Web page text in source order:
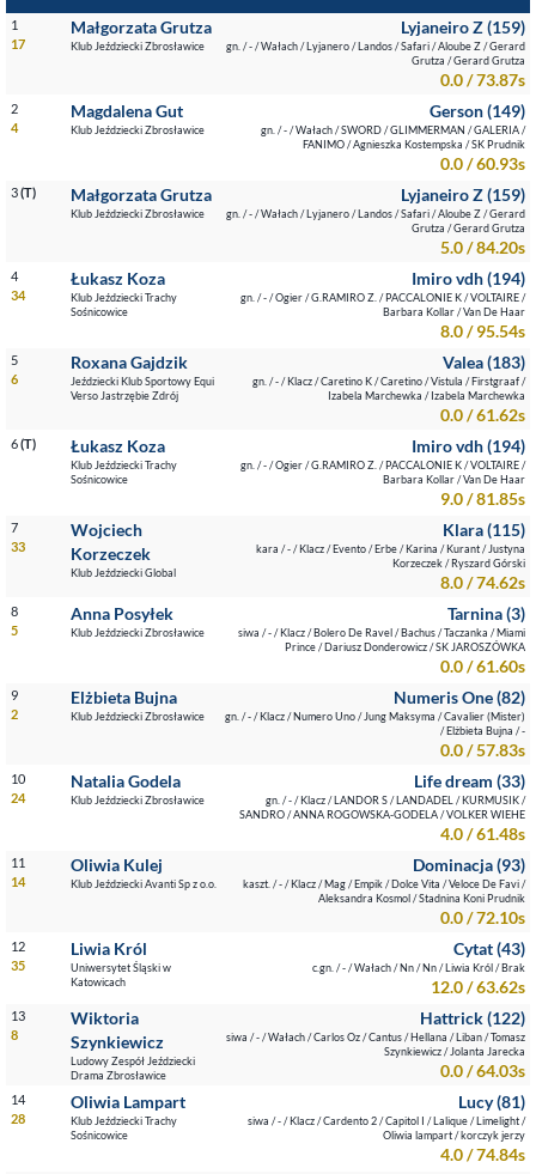
1
17
Małgorzata Grutza
Klub Jeździecki Zbrosławice
Lyjaneiro Z (159)
gn. / - / Wałach / Lyjanero / Landos / Safari / Aloube Z / Gerard
Grutza / Gerard Grutza
0.0 / 73.87s
2
4
Magdalena Gut
Klub Jeździecki Zbrosławice
Gerson (149)
gn. / - / Wałach / SWORD / GLIMMERMAN / GALERIA /
FANIMO / Agnieszka Kostempska / SK Prudnik
0.0 / 60.93s
3(T) Małgorzata Grutza
Klub Jeździecki Zbrosławice
Lyjaneiro Z (159)
gn. / - / Wałach / Lyjanero / Landos / Safari / Aloube Z / Gerard
Grutza / Gerard Grutza
5.0 / 84.20s
4
34
Łukasz Koza
Klub Jeździecki Trachy
Sośnicowice
Imiro vdh (194)
gn. / - / Ogier / G.RAMIRO Z. / PACCALONIE K / VOLTAIRE /
Barbara Kollar / Van De Haar
8.0 / 95.54s
5
6
Roxana Gajdzik
Jeździecki Klub Sportowy Equi
Verso Jastrzębie Zdrój
Valea (183)
gn. / - / Klacz / Caretino K / Caretino / Vistula / Firstgraaf /
Izabela Marchewka / Izabela Marchewka
0.0 / 61.62s
6(T) Łukasz Koza
Klub Jeździecki Trachy
Sośnicowice
Imiro vdh (194)
gn. / - / Ogier / G.RAMIRO Z. / PACCALONIE K / VOLTAIRE /
Barbara Kollar / Van De Haar
9.0 / 81.85s
7
33
Wojciech
Korzeczek
Klub Jeździecki Global
Klara (115)
kara / - / Klacz / Evento / Erbe / Karina / Kurant / Justyna
Korzeczek / Ryszard Górski
8.0 / 74.62s
8
5
Anna Posyłek
Klub Jeździecki Zbrosławice
Tarnina (3)
siwa / - / Klacz / Bolero De Ravel / Bachus / Taczanka / Miami
Prince / Dariusz Donderowicz / SK JAROSZÓWKA
0.0 / 61.60s
9
2
Elżbieta Bujna
Klub Jeździecki Zbrosławice
Numeris One (82)
gn. / - / Klacz / Numero Uno / Jung Maksyma / Cavalier (Mister)
/ Elżbieta Bujna / -
0.0 / 57.83s
10
24
Natalia Godela
Klub Jeździecki Zbrosławice
Life dream (33)
gn. / - / Klacz / LANDOR S / LANDADEL / KURMUSIK /
SANDRO / ANNA ROGOWSKA-GODELA / VOLKER WIEHE
4.0 / 61.48s
11
14
Oliwia Kulej
Klub Jeździecki Avanti Sp z o.o.
Dominacja (93)
kaszt. / - / Klacz / Mag / Empik / Dolce Vita / Veloce De Favi /
Aleksandra Kosmol / Stadnina Koni Prudnik
0.0 / 72.10s
12
35
Liwia Król
Uniwersytet Śląski w
Katowicach
Cytat (43)
c.gn. / - / Wałach / Nn / Nn / Liwia Król / Brak
12.0 / 63.62s
13
8
Wiktoria
Szynkiewicz
Ludowy Zespół Jeździecki
Drama Zbrosławice
Hattrick (122)
siwa / - / Wałach / Carlos Oz / Cantus / Hellana / Liban / Tomasz
Szynkiewicz / Jolanta Jarecka
0.0 / 64.03s
14
28
Oliwia Lampart
Klub Jeździecki Trachy
Sośnicowice
Lucy (81)
siwa / - / Klacz / Cardento 2 / Capitol I / Lalique / Limelight /
Oliwia lampart / korczyk jerzy
4.0 / 74.84s